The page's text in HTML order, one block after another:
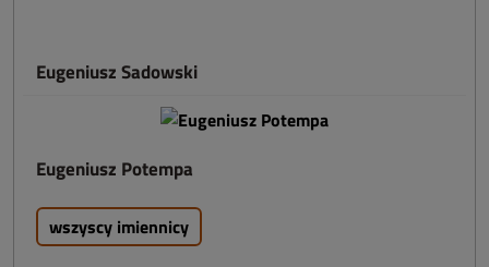
Eugeniusz Sadowski
Eugeniusz Potempa
wszyscy imiennicy